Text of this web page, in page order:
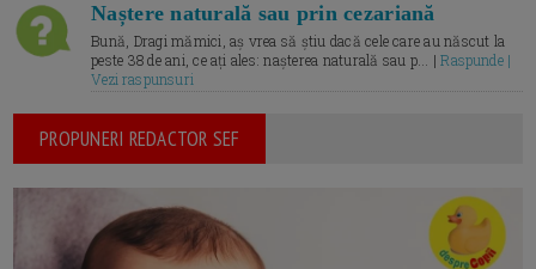
Naștere naturală sau prin cezariană
Bună, Dragi mămici, aș vrea să știu dacă cele care au născut la
peste 38 de ani, ce ați ales: nașterea naturală sau p... |Raspunde |
Vezi raspunsuri
PROPUNERI REDACTOR SEF